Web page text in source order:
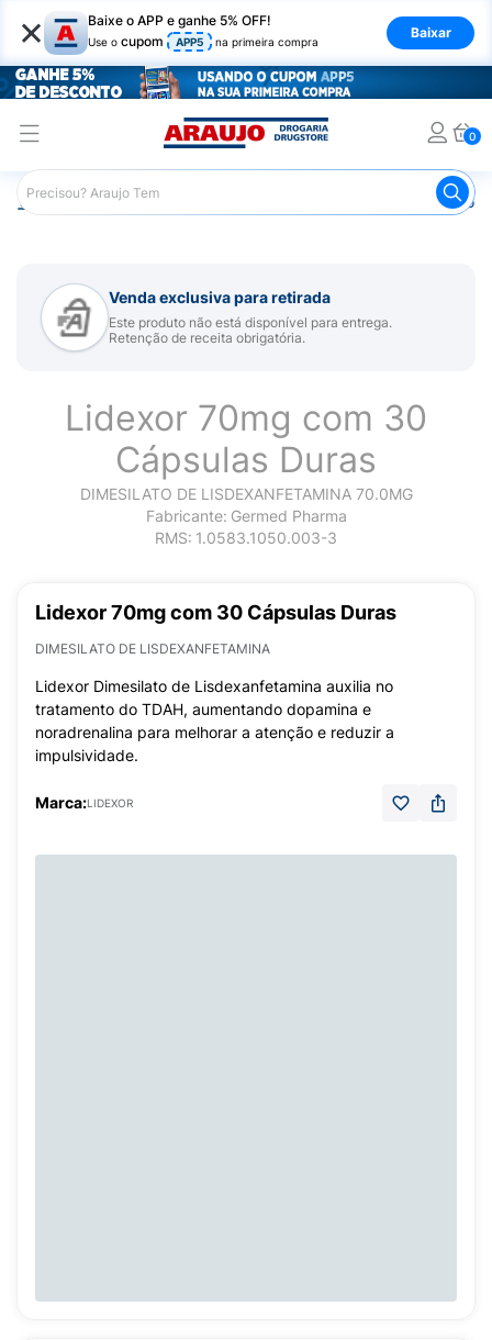
× Baixe o APP e ganhe 5% OFF!
Use o cupom APP5 na primeira compra
Baixar
0
Araujo Medicamentos Remédio para Sistema Nervoso
Venda exclusiva para retirada
Este produto não está disponível para entrega.
Retenção de receita obrigatória.
Lidexor 70mg com 30
Cápsulas Duras
DIMESILATO DE LISDEXANFETAMINA 70.0MG
Fabricante: Germed Pharma
RMS: 1.0583.1050.003-3
Lidexor 70mg com 30 Cápsulas Duras
DIMESILATO DE LISDEXANFETAMINA
Lidexor Dimesilato de Lisdexanfetamina auxilia no
tratamento do TDAH, aumentando dopamina e
noradrenalina para melhorar a atenção e reduzir a
impulsividade.
Marca:LIDEXOR